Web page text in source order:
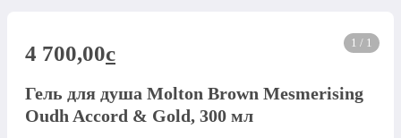
1 / 1
4 700,00c
Гель для душа Molton Brown Mesmerising
Oudh Accord & Gold, 300 мл